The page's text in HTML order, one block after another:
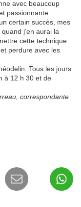
avec beaucoup
passionnante
certain succès, mes
j’en aurai la
cette technique
perdure avec les
Tous les jours
à 12 h 30 et de
correspondante